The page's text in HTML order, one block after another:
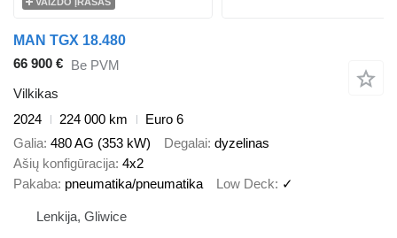
MAN TGX 18.480
66 900 € Be PVM
Vilkikas
2024
224 000 km
Euro 6
Galia 480 AG (353 kW) Degalai dyzelinas
Ašių konfigūracija 4x2
Pakaba pneumatika/pneumatika Low Deck ✓
Lenkija, Gliwice